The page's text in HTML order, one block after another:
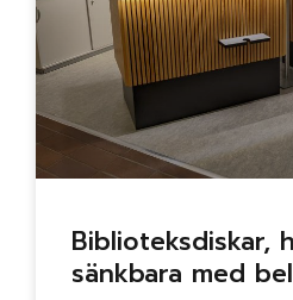
Biblioteksdiskar,
sänkbara med